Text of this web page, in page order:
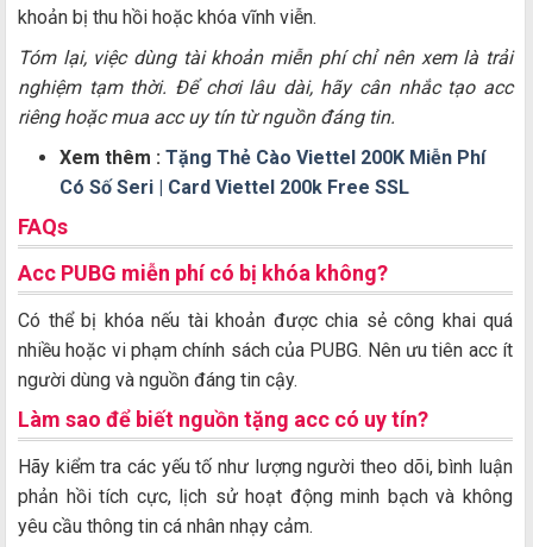
khoản bị thu hồi hoặc khóa vĩnh viễn.
Tóm lại, việc dùng tài khoản miễn phí chỉ nên xem là trải
nghiệm tạm thời. Để chơi lâu dài, hãy cân nhắc tạo acc
riêng hoặc mua acc uy tín từ nguồn đáng tin.
Xem thêm : Tặng Thẻ Cào Viettel 200K Miễn Phí
Có Số Seri | Card Viettel 200k Free SSL
FAQs
Acc PUBG miễn phí có bị khóa không?
Có thể bị khóa nếu tài khoản được chia sẻ công khai quá
nhiều hoặc vi phạm chính sách của PUBG. Nên ưu tiên acc ít
người dùng và nguồn đáng tin cậy.
Làm sao để biết nguồn tặng acc có uy tín?
Hãy kiểm tra các yếu tố như lượng người theo dõi, bình luận
phản hồi tích cực, lịch sử hoạt động minh bạch và không
yêu cầu thông tin cá nhân nhạy cảm.